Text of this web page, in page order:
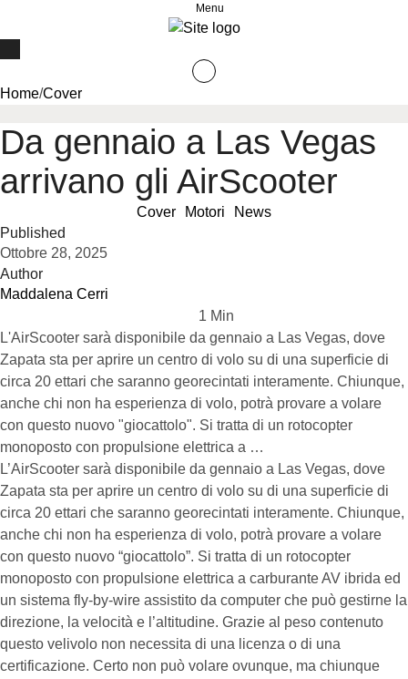
Menu
Home/Cover
Da gennaio a Las Vegas
arrivano gli AirScooter
Cover Motori
News
Published
Ottobre 28, 2025
Author
Maddalena Cerri
1 Min
L'AirScooter sarà disponibile da gennaio a Las Vegas, dove
Zapata sta per aprire un centro di volo su di una superficie di
circa 20 ettari che saranno georecintati interamente. Chiunque,
anche chi non ha esperienza di volo, potrà provare a volare
con questo nuovo "giocattolo". Si tratta di un rotocopter
monoposto con propulsione elettrica a …
L’AirScooter sarà disponibile da gennaio a Las Vegas, dove
Zapata sta per aprire un centro di volo su di una superficie di
circa 20 ettari che saranno georecintati interamente. Chiunque,
anche chi non ha esperienza di volo, potrà provare a volare
con questo nuovo “giocattolo”. Si tratta di un rotocopter
monoposto con propulsione elettrica a carburante AV ibrida ed
un sistema fly-by-wire assistito da computer che può gestirne la
direzione, la velocità e l’altitudine. Grazie al peso contenuto
questo velivolo non necessita di una licenza o di una
certificazione. Certo non può volare ovunque, ma chiunque